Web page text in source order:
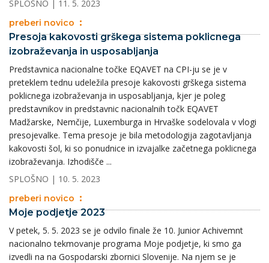
SPLOŠNO | 11. 5. 2023
preberi novico
Presoja kakovosti grškega sistema poklicnega
izobraževanja in usposabljanja
Predstavnica nacionalne točke EQAVET na CPI-ju se je v
preteklem tednu udeležila presoje kakovosti grškega sistema
poklicnega izobraževanja in usposabljanja, kjer je poleg
predstavnikov in predstavnic nacionalnih točk EQAVET
Madžarske, Nemčije, Luxemburga in Hrvaške sodelovala v vlogi
presojevalke. Tema presoje je bila metodologija zagotavljanja
kakovosti šol, ki so ponudnice in izvajalke začetnega poklicnega
izobraževanja. Izhodišče ...
SPLOŠNO | 10. 5. 2023
preberi novico
Moje podjetje 2023
V petek, 5. 5. 2023 se je odvilo finale že 10. Junior Achivemnt
nacionalno tekmovanje programa Moje podjetje, ki smo ga
izvedli na na Gospodarski zbornici Slovenije. Na njem se je